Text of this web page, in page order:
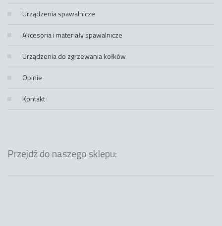
Urządzenia spawalnicze
Akcesoria i materiały spawalnicze
Urządzenia do zgrzewania kołków
Opinie
Kontakt
Przejdź do naszego sklepu: